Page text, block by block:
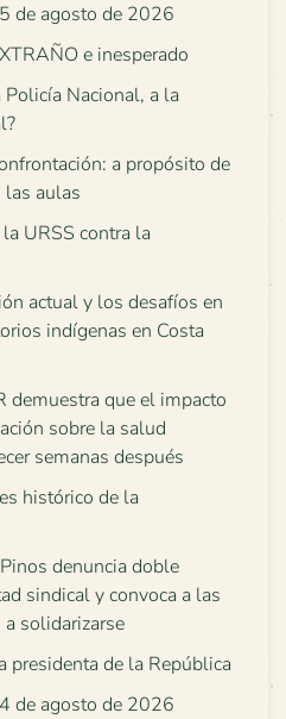
de agosto de 2026
e inesperado
Nacional, a la
a propósito de
las aulas
URSS contra la
actual y los desafíos en
indígenas en Costa
demuestra que el impacto
sobre la salud
semanas después
histórico de la
denuncia doble
sindical y convoca a las
solidarizarse
presidenta de la República
de agosto de 2026